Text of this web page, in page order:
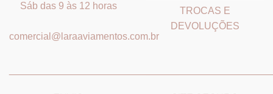
Sáb das 9 às 12 horas
comercial@laraaviamentos.com.br
TROCAS E
DEVOLUÇÕES